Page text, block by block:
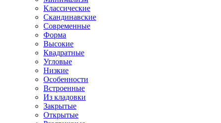
Классические
Скандинавские
Современные
Форма
Высокие
Квадратные
Угловые
Низкие
Особенности
Встроенные
Из кладовки
Закрытые
Открытые